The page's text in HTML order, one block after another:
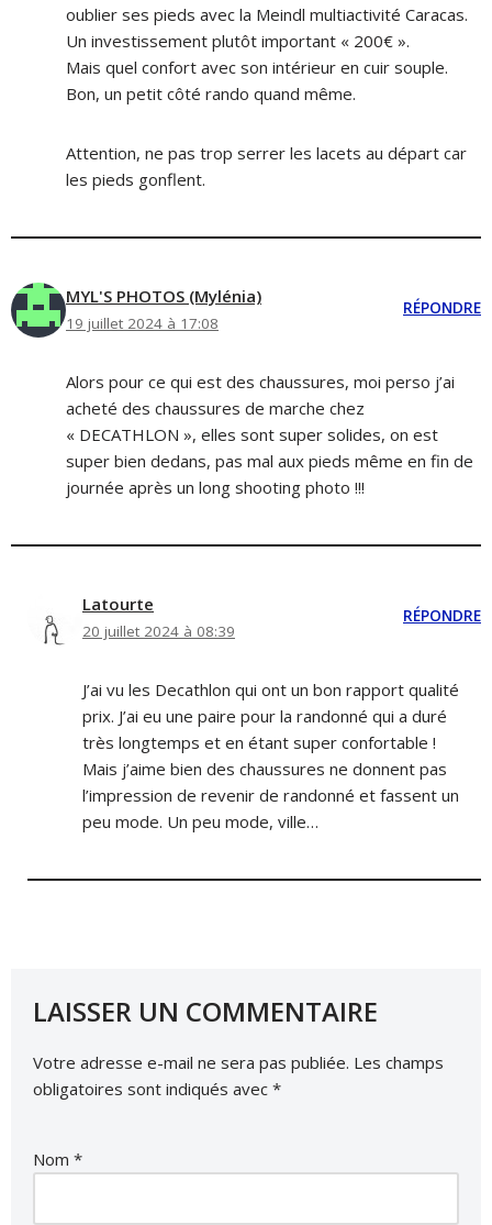
oublier ses pieds avec la Meindl multiactivité Caracas.
Un investissement plutôt important « 200€ ».
Mais quel confort avec son intérieur en cuir souple.
Bon, un petit côté rando quand même.
Attention, ne pas trop serrer les lacets au départ car
les pieds gonflent.
MYL'S PHOTOS (Mylénia)
19 juillet 2024 à 17:08
RÉPONDRE
Alors pour ce qui est des chaussures, moi perso j’ai
acheté des chaussures de marche chez
« DECATHLON », elles sont super solides, on est
super bien dedans, pas mal aux pieds même en fin de
journée après un long shooting photo !!!
Latourte
20 juillet 2024 à 08:39
RÉPONDRE
J’ai vu les Decathlon qui ont un bon rapport qualité
prix. J’ai eu une paire pour la randonné qui a duré
très longtemps et en étant super confortable !
Mais j’aime bien des chaussures ne donnent pas
l’impression de revenir de randonné et fassent un
peu mode. Un peu mode, ville…
LAISSER UN COMMENTAIRE
Votre adresse e-mail ne sera pas publiée. Les champs
obligatoires sont indiqués avec *
Nom *